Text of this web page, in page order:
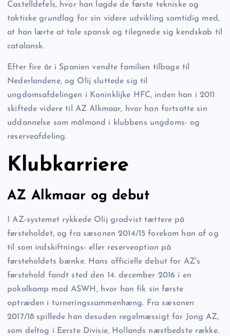
Castelldefels, hvor han lagde de første tekniske og
taktiske grundlag for sin videre udvikling samtidig med,
at han lærte at tale spansk og tilegnede sig kendskab til
catalansk.
Efter fire år i Spanien vendte familien tilbage til
Nederlandene, og Olij sluttede sig til
ungdomsafdelingen i Koninklijke HFC, inden han i 2011
skiftede videre til AZ Alkmaar, hvor han fortsatte sin
uddannelse som målmand i klubbens ungdoms- og
reserveafdeling.
Klubkarriere
AZ Alkmaar og debut
I AZ-systemet rykkede Olij gradvist tættere på
førsteholdet, og fra sæsonen 2014/15 forekom han af og
til som indskiftnings- eller reserveoption på
førsteholdets bænke. Hans officielle debut for AZ's
førstehold fandt sted den 14. december 2016 i en
pokalkamp mod ASWH, hvor han fik sin første
optræden i turneringssammenhæng. Fra sæsonen
2017/18 spillede han desuden regelmæssigt for Jong AZ,
som deltog i Eerste Divisie, Hollands næstbedste række.